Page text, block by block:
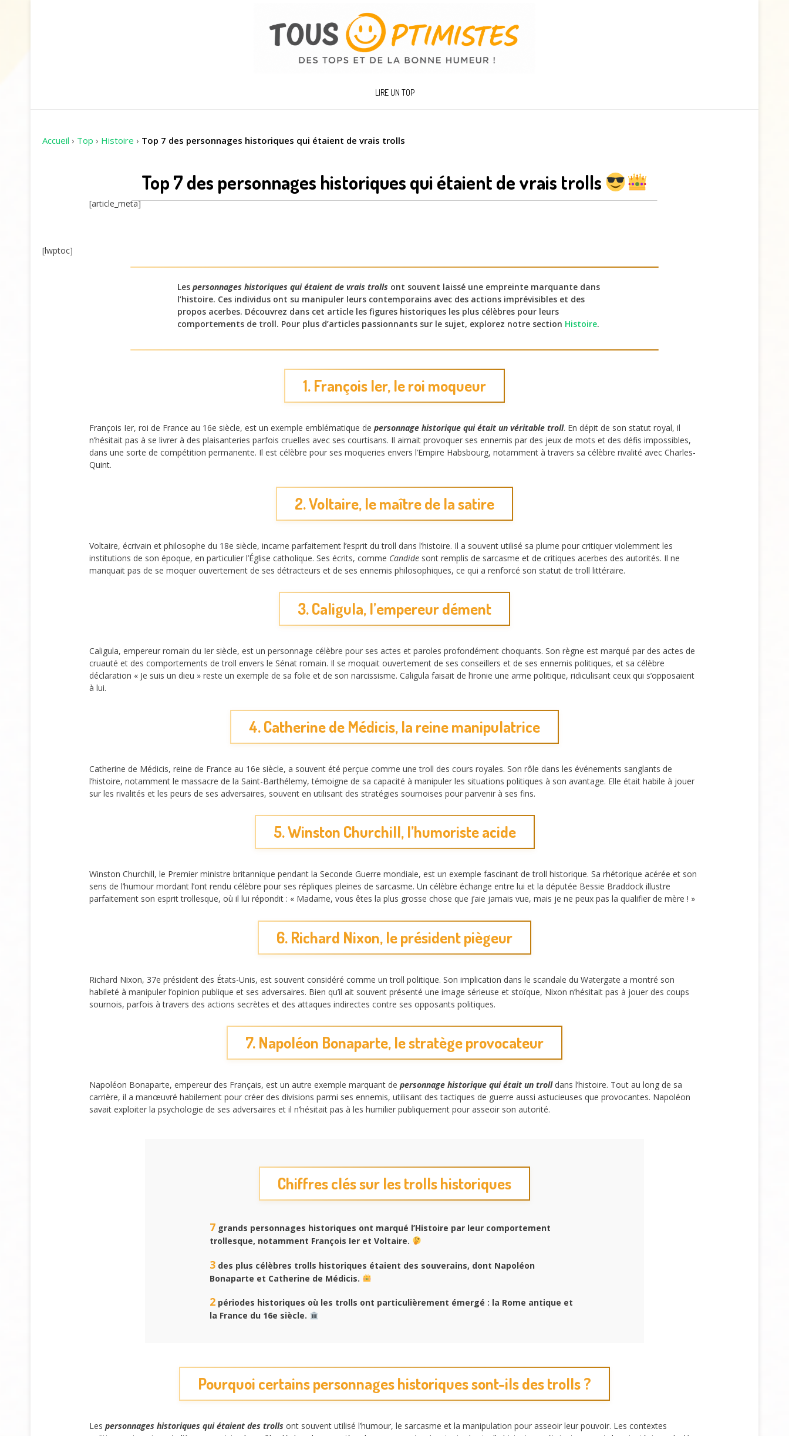
LIRE UN TOP
Accueil › Top › Histoire › Top 7 des personnages historiques qui étaient de vrais trolls
Top 7 des personnages historiques qui étaient de vrais trolls
[article_meta]
[lwptoc]
Les personnages historiques qui étaient de vrais trolls ont souvent laissé une empreinte marquante dans
l’histoire. Ces individus ont su manipuler leurs contemporains avec des actions imprévisibles et des
propos acerbes. Découvrez dans cet article les figures historiques les plus célèbres pour leurs
comportements de troll. Pour plus d’articles passionnants sur le sujet, explorez notre section Histoire.
1. François Ier, le roi moqueur
François Ier, roi de France au 16e siècle, est un exemple emblématique de personnage historique qui était un véritable troll. En dépit de son statut royal, il
n’hésitait pas à se livrer à des plaisanteries parfois cruelles avec ses courtisans. Il aimait provoquer ses ennemis par des jeux de mots et des défis impossibles,
dans une sorte de compétition permanente. Il est célèbre pour ses moqueries envers l’Empire Habsbourg, notamment à travers sa célèbre rivalité avec Charles-
Quint.
2. Voltaire, le maître de la satire
Voltaire, écrivain et philosophe du 18e siècle, incarne parfaitement l’esprit du troll dans l’histoire. Il a souvent utilisé sa plume pour critiquer violemment les
institutions de son époque, en particulier l’Église catholique. Ses écrits, comme Candide sont remplis de sarcasme et de critiques acerbes des autorités. Il ne
manquait pas de se moquer ouvertement de ses détracteurs et de ses ennemis philosophiques, ce qui a renforcé son statut de troll littéraire.
3. Caligula, l’empereur dément
Caligula, empereur romain du Ier siècle, est un personnage célèbre pour ses actes et paroles profondément choquants. Son règne est marqué par des actes de
cruauté et des comportements de troll envers le Sénat romain. Il se moquait ouvertement de ses conseillers et de ses ennemis politiques, et sa célèbre
déclaration « Je suis un dieu » reste un exemple de sa folie et de son narcissisme. Caligula faisait de l’ironie une arme politique, ridiculisant ceux qui s’opposaient
à lui.
4. Catherine de Médicis, la reine manipulatrice
Catherine de Médicis, reine de France au 16e siècle, a souvent été perçue comme une troll des cours royales. Son rôle dans les événements sanglants de
l’histoire, notamment le massacre de la Saint-Barthélemy, témoigne de sa capacité à manipuler les situations politiques à son avantage. Elle était habile à jouer
sur les rivalités et les peurs de ses adversaires, souvent en utilisant des stratégies sournoises pour parvenir à ses fins.
5. Winston Churchill, l’humoriste acide
Winston Churchill, le Premier ministre britannique pendant la Seconde Guerre mondiale, est un exemple fascinant de troll historique. Sa rhétorique acérée et son
sens de l’humour mordant l’ont rendu célèbre pour ses répliques pleines de sarcasme. Un célèbre échange entre lui et la députée Bessie Braddock illustre
parfaitement son esprit trollesque, où il lui répondit : « Madame, vous êtes la plus grosse chose que j’aie jamais vue, mais je ne peux pas la qualifier de mère ! »
6. Richard Nixon, le président piègeur
Richard Nixon, 37e président des États-Unis, est souvent considéré comme un troll politique. Son implication dans le scandale du Watergate a montré son
habileté à manipuler l’opinion publique et ses adversaires. Bien qu’il ait souvent présenté une image sérieuse et stoïque, Nixon n’hésitait pas à jouer des coups
sournois, parfois à travers des actions secrètes et des attaques indirectes contre ses opposants politiques.
7. Napoléon Bonaparte, le stratège provocateur
Napoléon Bonaparte, empereur des Français, est un autre exemple marquant de personnage historique qui était un trolldans l’histoire. Tout au long de sa
carrière, il a manœuvré habilement pour créer des divisions parmi ses ennemis, utilisant des tactiques de guerre aussi astucieuses que provocantes. Napoléon
savait exploiter la psychologie de ses adversaires et il n’hésitait pas à les humilier publiquement pour asseoir son autorité.
Chiffres clés sur les trolls historiques
7 grands personnages historiques ont marqué l’Histoire par leur comportement
trollesque, notamment François Ier et Voltaire.
3 des plus célèbres trolls historiques étaient des souverains, dont Napoléon
Bonaparte et Catherine de Médicis.
2 périodes historiques où les trolls ont particulièrement émergé : la Rome antique et
la France du 16e siècle.
Pourquoi certains personnages historiques sont-ils des trolls ?
Les personnages historiques qui étaient des trolls ont souvent utilisé l’humour, le sarcasme et la manipulation pour asseoir leur pouvoir. Les contextes